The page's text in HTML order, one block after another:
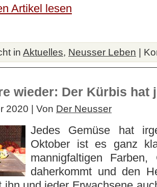
Artikel lesen
in Aktuelles, Neusser Leben |
wieder: Der Kürbis hat
2020 | Von Der Neusser
Jedes Gemüse hat
Oktober ist es ganz
mannigfaltigen
daherkommt und den